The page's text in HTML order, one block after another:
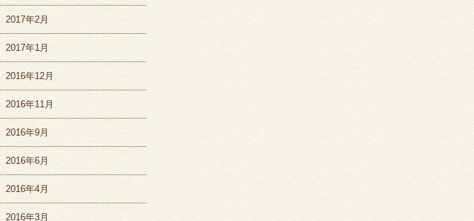
2017年2月
2017年1月
2016年12月
2016年11月
2016年9月
2016年6月
2016年4月
2016年3月